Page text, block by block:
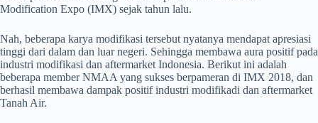
Modification Expo (IMX) sejak tahun lalu.
Nah, beberapa karya modifikasi tersebut nyatanya mendapat apresiasi
tinggi dari dalam dan luar negeri. Sehingga membawa aura positif pada
industri modifikasi dan aftermarket Indonesia. Berikut ini adalah
beberapa member NMAA yang sukses berpameran di IMX 2018, dan
berhasil membawa dampak positif industri modifikadi dan aftermarket
Tanah Air.